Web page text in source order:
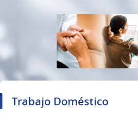
Trabajo Doméstico